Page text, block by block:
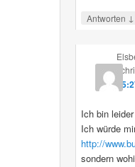
Antworten ↓
Ich bin
Ich würde
http://
sondern